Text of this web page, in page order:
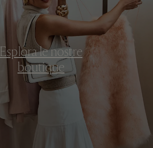
Esplora le nostre
boutique